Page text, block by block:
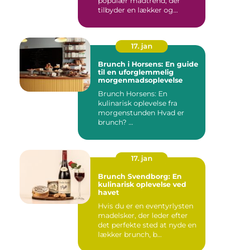
tilbyder en lækker og
17. jan
Brunch i Horsens: En guide
til en uforglemmelig
morgenmadsoplevelse
Brunch Horsens: En
kulinarisk oplevelse fra
morgenstunden Hvad er
brunch? ...
17. jan
Brunch Svendborg: En
kulinarisk oplevelse ved
havet
Hvis du er en eventyrlysten
madelsker, der leder efter
det perfekte sted at nyde en
lækker brunch, b...